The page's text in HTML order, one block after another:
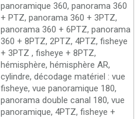
panoramique 360, panorama 360
+ PTZ, panorama 360 + 3PTZ,
panorama 360 + 6PTZ, panorama
360 + 8PTZ, 2PTZ, 4PTZ, fisheye
+ 3PTZ , fisheye + 8PTZ,
hémisphère, hémisphère AR,
cylindre, décodage matériel : vue
fisheye, vue panoramique 180,
panorama double canal 180, vue
panoramique, 4PTZ, fisheye +